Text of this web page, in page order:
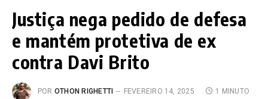
Justiça nega pedido de defesa
e mantém protetiva de ex
contra Davi Brito
POR OTHON RIGHETTI FEVEREIRO 14, 2025 1 MINUTO